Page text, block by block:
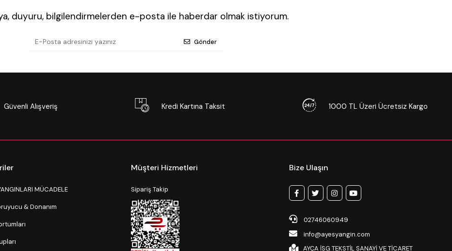
duyuru, bilgilendirmelerden e-posta ile haberdar olmak istiyorum.
Gönder
Güvenli Alışveriş Kredi Kartına Taksit 1000 TL Üzeri Ücretsiz Kargo
MÜCADELE
& Donanım
Müşteri Hizmetleri
Sipariş Takip
Bize Ulaşın
02746060949
info@ayesyangin.com
AYÇA İSG TEKSTİL SANAYİ VE TİCARET